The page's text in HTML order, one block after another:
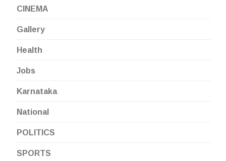
CINEMA
Gallery
Health
Jobs
Karnataka
National
POLITICS
SPORTS